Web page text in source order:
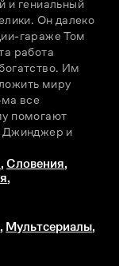
и гениальный
Он далеко
гараже Том
работа
Им
миру
все
помогают
Джинджер и
,Словения,
,
, Мультсериалы,